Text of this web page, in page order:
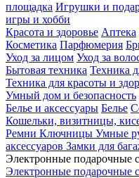
площадка Игрушки и
игры и хобби
Красота и здоровье Аптека
Косметика Парфюмерия
Уход за лицом Уход за
Бытовая техника Техника
Техника для красоты и
Умный дом и безопасность
Белье и аксессуары Белье
Кошельки, визитницы,
Ремни Ключницы Умные
аксессуаров Замки для
Электронные подарочные
Электронные подарочные